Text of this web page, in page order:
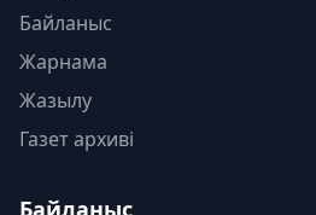
Байланыс
Жарнама
Жазылу
Газет архиві